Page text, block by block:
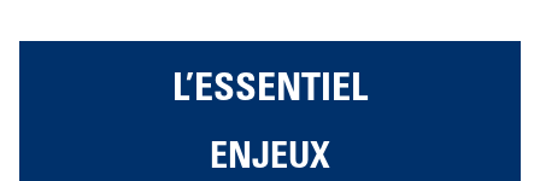
L’ESSENTIEL
ENJEUX